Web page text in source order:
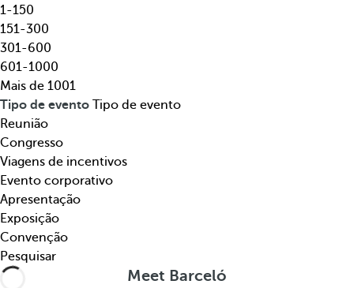
d
e
s
t
i
n
o
,
t
e
m
á
t
i
c
w
n
a
r
r
o
w
k
e
y
o
p
e
n
s
1-150
151-300
301-600
601-1000
Mais de 1001
Tipo de evento Tipo de evento
Reunião
Congresso
Viagens de incentivos
Evento corporativo
Apresentação
Exposição
Convenção
Pesquisar
Meet Barceló